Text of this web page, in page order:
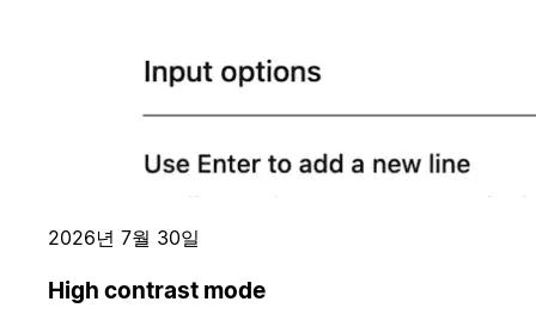
2026년 7월 30일
High contrast mode